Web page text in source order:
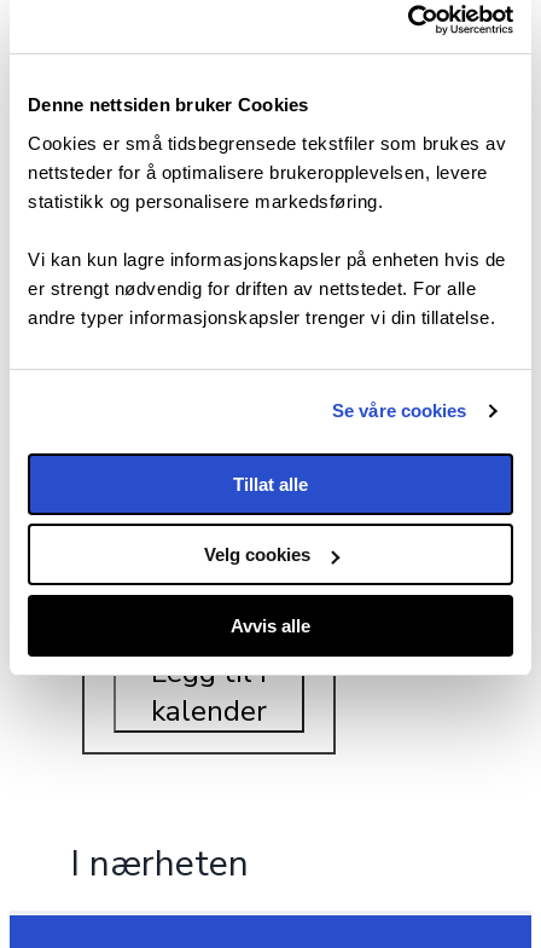
Denne nettsiden bruker Cookies
Cookies er små tidsbegrensede tekstfiler som brukes av
nettsteder for å optimalisere brukeropplevelsen, levere
statistikk og personalisere markedsføring.
Vi kan kun lagre informasjonskapsler på enheten hvis de
er strengt nødvendig for driften av nettstedet. For alle
andre typer informasjonskapsler trenger vi din tillatelse.
Se våre cookies
Tillat alle
Velg cookies
Avvis alle
nettside
473 53 008
Legg i liste
Legg til i
kalender
I nærheten